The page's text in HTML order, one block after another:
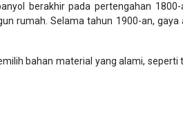
berakhir pada pertengahan
rumah. Selama tahun 1900-an, gaya
bahan material yang alami, seperti